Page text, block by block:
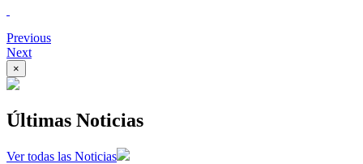
Previous
Next
×
Últimas Noticias
Ver todas las Noticias